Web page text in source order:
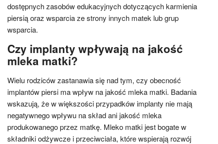
dostępnych zasobów edukacyjnych dotyczących karmienia
piersią oraz wsparcia ze strony innych matek lub grup
wsparcia.
Czy implanty wpływają na jakość
mleka matki?
Wielu rodziców zastanawia się nad tym, czy obecność
implantów piersi ma wpływ na jakość mleka matki. Badania
wskazują, że w większości przypadków implanty nie mają
negatywnego wpływu na skład ani jakość mleka
produkowanego przez matkę. Mleko matki jest bogate w
składniki odżywcze i przeciwciała, które wspierają rozwój